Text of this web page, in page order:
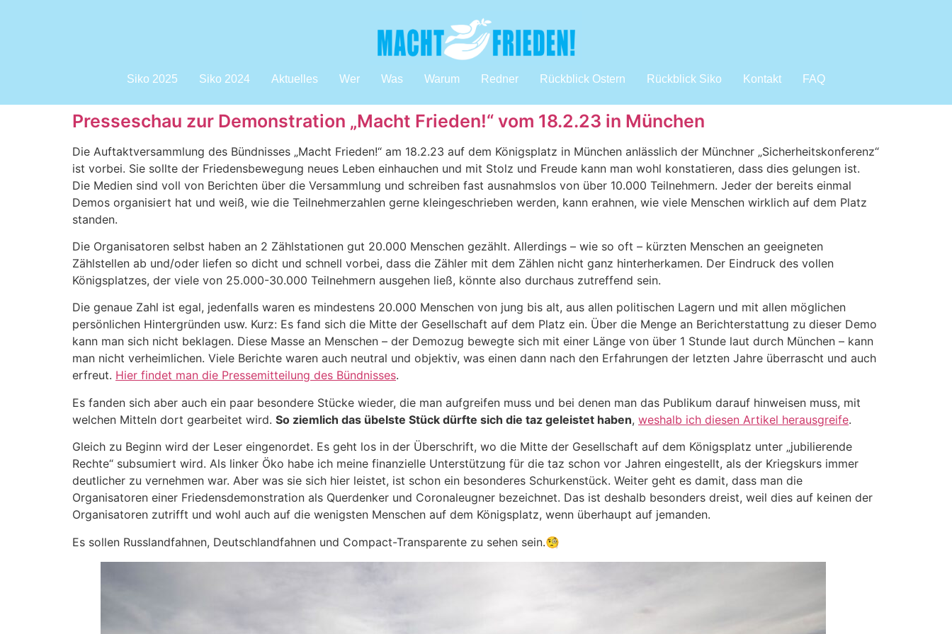
Siko 2025 Siko 2024 Aktuelles Wer Was Warum Redner Rückblick Ostern Rückblick Siko Kontakt FAQ
Presseschau zur Demonstration „Macht Frieden!“ vom 18.2.23 in München
Die Auftaktversammlung des Bündnisses „Macht Frieden!“ am 18.2.23 auf dem Königsplatz in München anlässlich der Münchner „Sicherheitskonferenz“
ist vorbei. Sie sollte der Friedensbewegung neues Leben einhauchen und mit Stolz und Freude kann man wohl konstatieren, dass dies gelungen ist.
Die Medien sind voll von Berichten über die Versammlung und schreiben fast ausnahmslos von über 10.000 Teilnehmern. Jeder der bereits einmal
Demos organisiert hat und weiß, wie die Teilnehmerzahlen gerne kleingeschrieben werden, kann erahnen, wie viele Menschen wirklich auf dem Platz
standen.
Die Organisatoren selbst haben an 2 Zählstationen gut 20.000 Menschen gezählt. Allerdings – wie so oft – kürzten Menschen an geeigneten
Zählstellen ab und/oder liefen so dicht und schnell vorbei, dass die Zähler mit dem Zählen nicht ganz hinterherkamen. Der Eindruck des vollen
Königsplatzes, der viele von 25.000-30.000 Teilnehmern ausgehen ließ, könnte also durchaus zutreffend sein.
Die genaue Zahl ist egal, jedenfalls waren es mindestens 20.000 Menschen von jung bis alt, aus allen politischen Lagern und mit allen möglichen
persönlichen Hintergründen usw. Kurz: Es fand sich die Mitte der Gesellschaft auf dem Platz ein. Über die Menge an Berichterstattung zu dieser Demo
kann man sich nicht beklagen. Diese Masse an Menschen – der Demozug bewegte sich mit einer Länge von über 1 Stunde laut durch München – kann
man nicht verheimlichen. Viele Berichte waren auch neutral und objektiv, was einen dann nach den Erfahrungen der letzten Jahre überrascht und auch
erfreut. Hier findet man die Pressemitteilung des Bündnisses.
Es fanden sich aber auch ein paar besondere Stücke wieder, die man aufgreifen muss und bei denen man das Publikum darauf hinweisen muss, mit
welchen Mitteln dort gearbeitet wird. So ziemlich das übelste Stück dürfte sich die taz geleistet haben, weshalb ich diesen Artikel herausgreife.
Gleich zu Beginn wird der Leser eingenordet. Es geht los in der Überschrift, wo die Mitte der Gesellschaft auf dem Königsplatz unter „jubilierende
Rechte“ subsumiert wird. Als linker Öko habe ich meine finanzielle Unterstützung für die taz schon vor Jahren eingestellt, als der Kriegskurs immer
deutlicher zu vernehmen war. Aber was sie sich hier leistet, ist schon ein besonderes Schurkenstück. Weiter geht es damit, dass man die
Organisatoren einer Friedensdemonstration als Querdenker und Coronaleugner bezeichnet. Das ist deshalb besonders dreist, weil dies auf keinen der
Organisatoren zutrifft und wohl auch auf die wenigsten Menschen auf dem Königsplatz, wenn überhaupt auf jemanden.
Es sollen Russlandfahnen, Deutschlandfahnen und Compact-Transparente zu sehen sein.🧐